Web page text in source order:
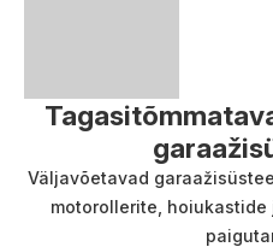
Väljavõetavad
motorollerite,